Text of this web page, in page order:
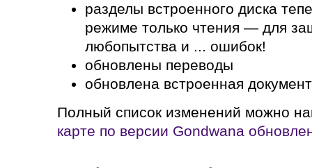
разделы встроенного диска
режиме только чтения — для
любопытства и ... ошибок!
обновлены переводы
обновлена встроенная
Полный список изменений можно
карте по версии Gondwana